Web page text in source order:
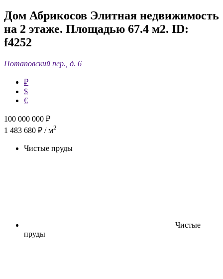
Дом Абрикосов Элитная недвижимость
на 2 этаже. Площадью 67.4 м2. ID:
f4252
Потаповский пер., д. 6
₽
$
€
100 000 000 ₽
1 483 680 ₽ / м2
Чистые пруды
Чистые
пруды